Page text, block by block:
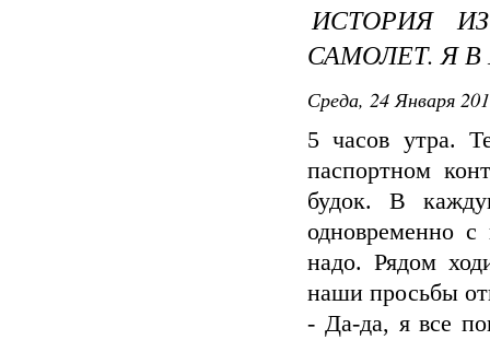
ИСТОРИЯ
САМОЛЕТ. Я
Среда, 24 Января
5 часов утра.
паспортном
будок. В
одновременно
надо. Рядом
наши просьбы
- Да-да, я все